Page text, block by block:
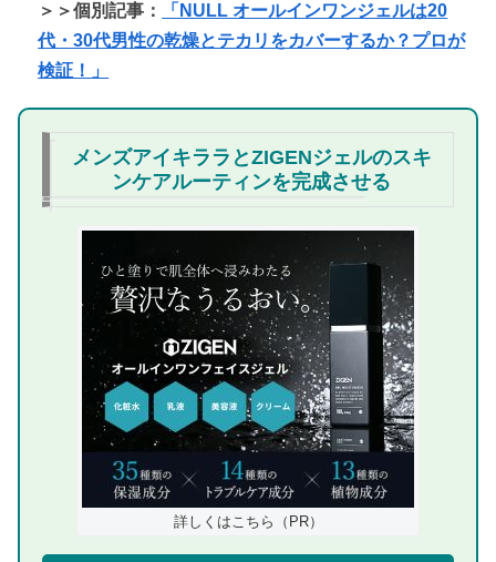
＞＞個別記事：
「NULL オールインワンジェルは20
代・30代男性の乾燥とテカリをカバーするか？プロが
検証！」
メンズアイキララとZIGENジェルのスキ
ンケアルーティンを完成させる
詳しくはこちら（PR）